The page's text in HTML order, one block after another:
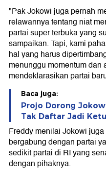
"Pak Jokowi juga pernah
relawannya tentang niat
partai super terbuka yang
sampaikan. Tapi, kami
hal yang harus
menunggu momentum dan
mendeklarasikan partai
Baca juga:
Projo Dorong
Tak Daftar Jadi
Freddy menilai Jokowi
bergabung dengan partai
sedikit partai di RI yang
dengan pihaknya.